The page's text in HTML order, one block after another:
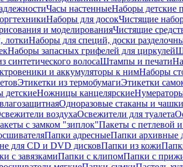
Часы настенныеНаборы детские
Наборы для досокЧистящие
и моделированияЧистящие
лоткиНаборы для специй, доски
Наборы запасных грифелей для циркулей
синтетического волосаШтампы и печати
и аккумуляторы к нимНаборы
Этикетки из термобумагиЭтикетки
Ножницы канцелярские
Одноразовые стаканы и чашки
воздухаОсвежители для туалета
с замком "зиплок"Пакеты с петлевой
Папки адресныеПапки архивные
для CD и DVD дисковПапки из кожи
с завязкамиПапки с клипомПапки с